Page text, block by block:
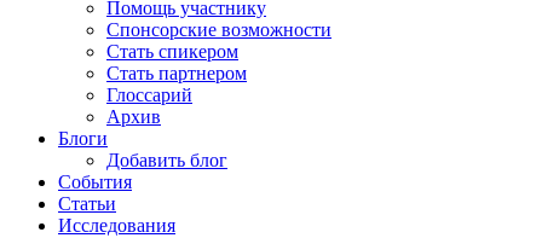
Помощь участнику
Спонсорские возможности
Стать спикером
Стать партнером
Глоссарий
Архив
Блоги
Добавить блог
События
Статьи
Исследования